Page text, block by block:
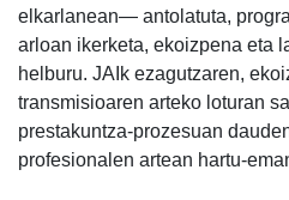
elkarlanean— antolatuta,
arloan ikerketa, ekoizpena eta
helburu. JAIk ezagutzaren,
transmisioaren arteko loturan
prestakuntza-prozesuan
profesionalen artean hartu-